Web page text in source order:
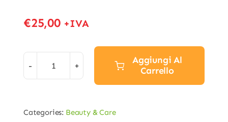
€25,00 +IVA
Victoria
quantità
Aggiungi Al
Carrello
Categories: Beauty & Care